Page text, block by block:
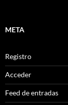
META
Registro
Acceder
Feed de entradas